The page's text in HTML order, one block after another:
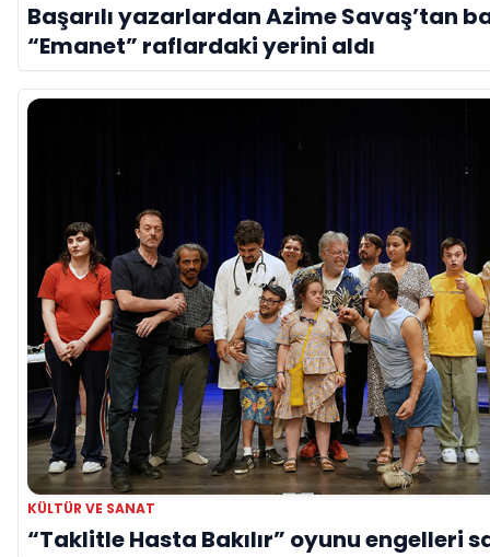
Başarılı yazarlardan Azime Savaş’tan
“Emanet” raflardaki yerini aldı
KÜLTÜR VE SANAT
“Taklitle Hasta Bakılır” oyunu engelleri